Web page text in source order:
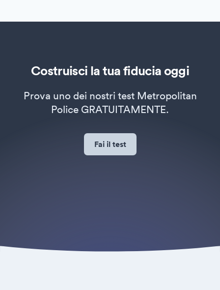
Costruisci la tua fiducia oggi
Prova uno dei nostri test Metropolitan
Police GRATUITAMENTE.
Fai il test